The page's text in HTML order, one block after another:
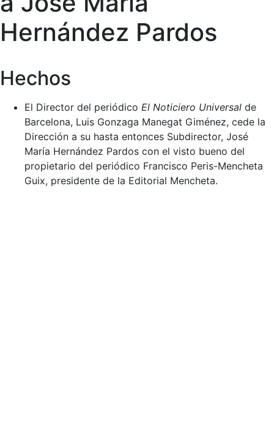
Hernández Pardos
Hechos
El Director del periódico El Noticiero Universal de
Barcelona, Luis Gonzaga Manegat Giménez, cede la
Dirección a su hasta entonces Subdirector, José
María Hernández Pardos con el visto bueno del
propietario del periódico Francisco Peris-Mencheta
Guix, presidente de la Editorial Mencheta.